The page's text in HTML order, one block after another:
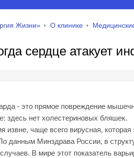
Жизни» О клинике
сердце атакует
- это прямое повреждение
здесь нет холестериновых бляшек.
извне, чаще всего вирусная,
данным Минздрава России, в
В мире этот показатель